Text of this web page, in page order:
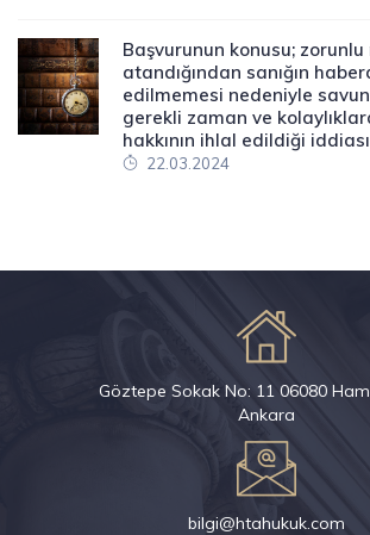
Başvurunun konusu;
atandığından sanığın
edilmemesi nedeniyle
gerekli zaman ve
hakkının ihlal edildiği
22.03.2024
Göztepe Sokak No: 11 06080
Ankara
bilgi@htahukuk.com